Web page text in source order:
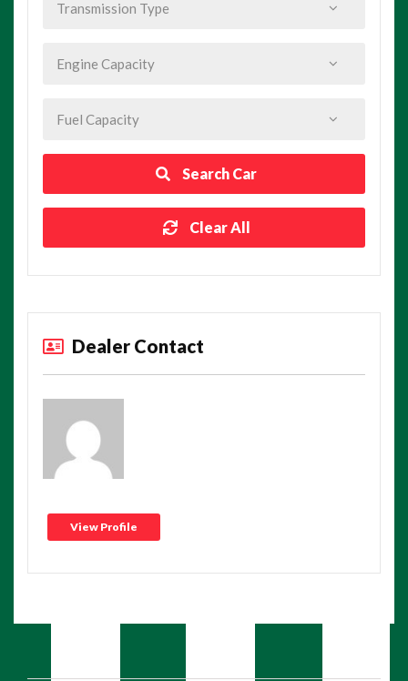
Search Car
Clear All
Dealer Contact
View Profile